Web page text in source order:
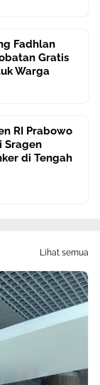
Fadhlan
Gratis
Warga
RI Prabowo
Sragen
di Tengah
Lihat semua